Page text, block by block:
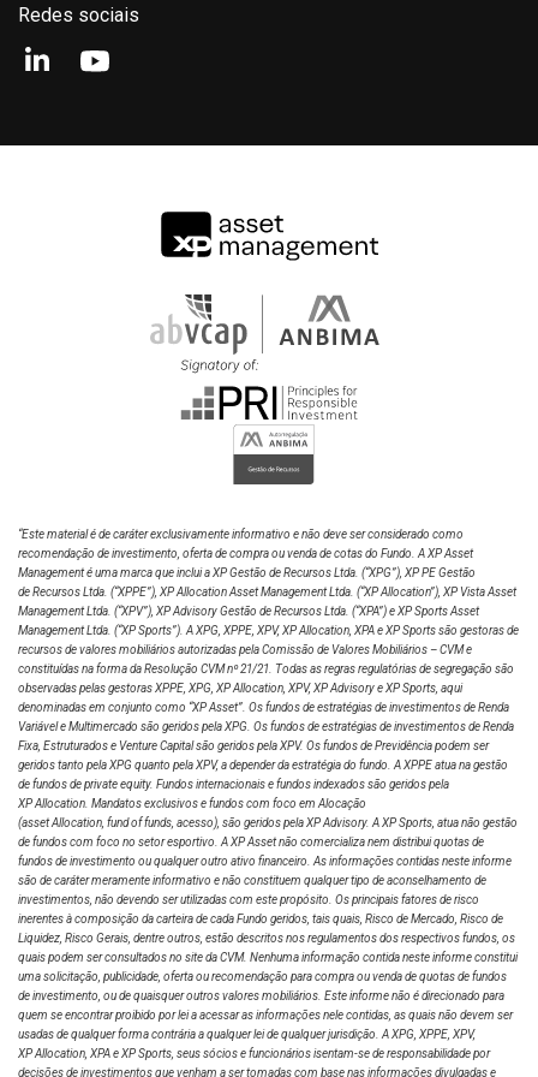
JPM CHINA EQUITY ADVISORY FIA IE
Redes sociais
“Este material é de caráter exclusivamente informativo e não deve ser considerado como
recomendação de investimento, oferta de compra ou venda de cotas do Fundo. A XP Asset
Management é uma marca que inclui a XP Gestão de Recursos Ltda. (“XPG”), XP PE Gestão
de Recursos Ltda. (“XPPE”), XP Allocation Asset Management Ltda. (“XP Allocation”), XP Vista Asset
Management Ltda. (“XPV”), XP Advisory Gestão de Recursos Ltda. (“XPA”) e XP Sports Asset
Management Ltda. (“XP Sports”). A XPG, XPPE, XPV, XP Allocation, XPA e XP Sports são gestoras de
recursos de valores mobiliários autorizadas pela Comissão de Valores Mobiliários – CVM e
constituídas na forma da Resolução CVM nº 21/21. Todas as regras regulatórias de segregação são
observadas pelas gestoras XPPE, XPG, XP Allocation, XPV, XP Advisory e XP Sports, aqui
denominadas em conjunto como “XP Asset”. Os fundos de estratégias de investimentos de Renda
Variável e Multimercado são geridos pela XPG. Os fundos de estratégias de investimentos de Renda
Fixa, Estruturados e Venture Capital são geridos pela XPV. Os fundos de Previdência podem ser
geridos tanto pela XPG quanto pela XPV, a depender da estratégia do fundo. A XPPE atua na gestão
de fundos de private equity. Fundos internacionais e fundos indexados são geridos pela
XP Allocation. Mandatos exclusivos e fundos com foco em Alocação
(asset Allocation, fund of funds, acesso), são geridos pela XP Advisory. A XP Sports, atua não gestão
de fundos com foco no setor esportivo. A XP Asset não comercializa nem distribui quotas de
fundos de investimento ou qualquer outro ativo financeiro. As informações contidas neste informe
são de caráter meramente informativo e não constituem qualquer tipo de aconselhamento de
investimentos, não devendo ser utilizadas com este propósito. Os principais fatores de risco
inerentes à composição da carteira de cada Fundo geridos, tais quais, Risco de Mercado, Risco de
Liquidez, Risco Gerais, dentre outros, estão descritos nos regulamentos dos respectivos fundos, os
quais podem ser consultados no site da CVM. Nenhuma informação contida neste informe constitui
uma solicitação, publicidade, oferta ou recomendação para compra ou venda de quotas de fundos
de investimento, ou de quaisquer outros valores mobiliários. Este informe não é direcionado para
quem se encontrar proibido por lei a acessar as informações nele contidas, as quais não devem ser
usadas de qualquer forma contrária a qualquer lei de qualquer jurisdição. A XPG, XPPE, XPV,
XP Allocation, XPA e XP Sports, seus sócios e funcionários isentam-se de responsabilidade por
decisões de investimentos que venham a ser tomadas com base nas informações divulgadas e